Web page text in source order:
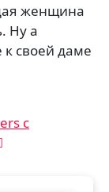
женщина
Ну а
своей даме
с